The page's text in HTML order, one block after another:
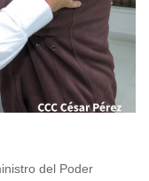
del Poder